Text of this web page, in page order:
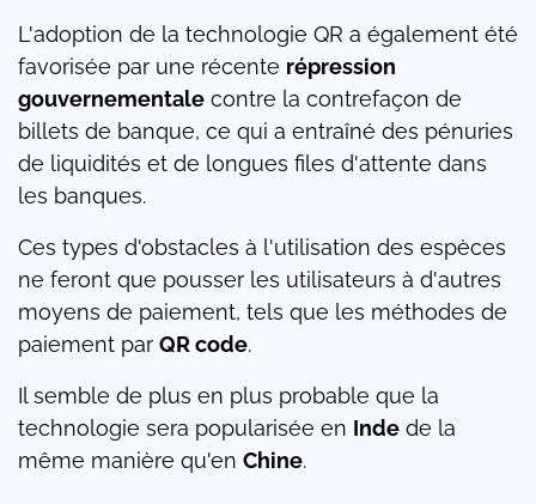
L'adoption de la technologie QR a également été
favorisée par une récente répression
gouvernementale contre la contrefaçon de
billets de banque, ce qui a entraîné des pénuries
de liquidités et de longues files d'attente dans
les banques.
Ces types d'obstacles à l'utilisation des espèces
ne feront que pousser les utilisateurs à d'autres
moyens de paiement, tels que les méthodes de
paiement par QR code.
Il semble de plus en plus probable que la
technologie sera popularisée en Inde de la
même manière qu'en Chine.